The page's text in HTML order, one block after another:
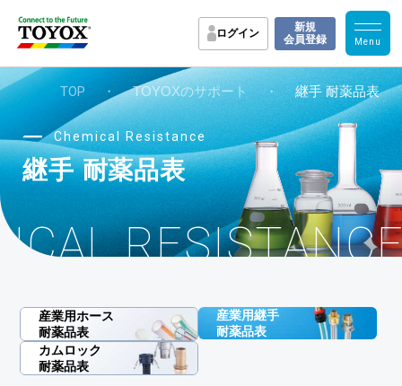
ログイン
新規
会員登録
TOP ・ TOYOXのサポート ・ 継手 耐薬品表
Chemical Resistance
継手 耐薬品表
産業用ホース
耐薬品表
産業用継手
耐薬品表
カムロック
耐薬品表